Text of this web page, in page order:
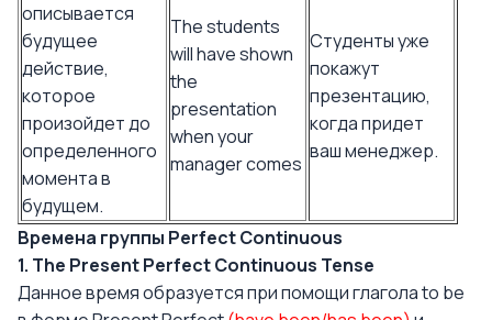
описывается
будущее
действие,
которое
произойдет до
определенного
момента в
будущем.
The students
will have shown
the
presentation
when your
manager comes
Студенты уже
покажут
презентацию,
когда придет
ваш менеджер.
Времена группы Perfect Continuous
1. The Present Perfect Continuous Tense
Данное время образуется при помощи глагола to be